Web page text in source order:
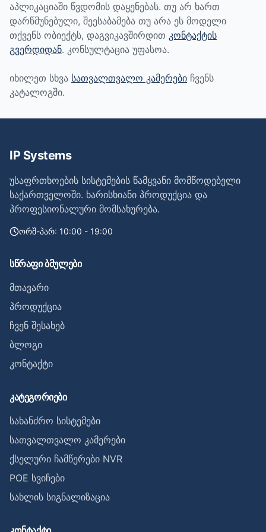
აპლიკაციაში წვდომის დაყენებას. თუ არ ხართ
დარწმუნებული, შეესაბამება თუ არა ეს მოდელი
თქვენს ობიექტს, დაგვიკავშირდით კონტაქტის
გვერდიდან. კონსულტაცია უფასოა.
იხილეთ სხვა სათვალთვალო კამერები ჩვენს
კატალოგში.
IP Systems
უსაფრთხოების სისტემების წამყვანი მომწოდებელი
საქართველოში. ხარისხიანი პროდუქცია და
პროფესიონალური მომსახურება.
ორშ-პარ: 10:00 - 19:00
სწრაფი ბმულები
მთავარი
პროდუქცია
ჩვენ შესახებ
ბლოგი
კონტაქტი
კატეგორიები
სახანძრო სისტემები
სათვალთვალო კამერები
ქსელური ჩამწერები NVR
POE სვიჩები
სახლის სიგნალიზაცია